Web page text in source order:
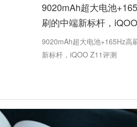
9020mAh超大电池
刷的中端新标杆，
评测
9020mAh超大电池+165Hz高
新标杆，iQOO Z11评测